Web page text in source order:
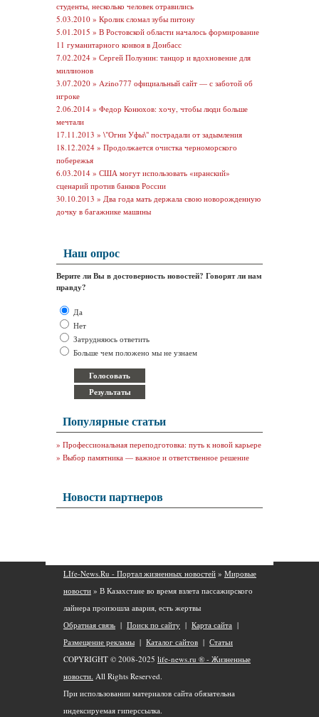
студенты, несколько человек отравились
5.03.2010 » Кролик сломал зубы питону
5.01.2015 » В Ростовской области началось формирование
11 гуманитарного конвоя в Донбасс
7.02.2024 » Сергей Полунин: танцор и вдохновение для
миллионов
3.07.2020 » Azino777 официальный сайт — с заботой об
игроке
2.06.2014 » Федор Конюхов: хочу, чтобы люди больше
мечтали
17.11.2013 » \"Огни Уфы\" пострадали от задымления
18.12.2024 » Продолжается очистка черноморского
побережья
6.03.2014 » США могут использовать «иранский»
сценарий против банков России
30.10.2013 » Два года мать держала свою новорожденную
дочку в багажнике машины
Наш опрос
Верите ли Вы в достоверность новостей? Говорят ли нам
правду?
Да
Нет
Затрудняюсь ответить
Больше чем положено мы не узнаем
Популярные статьи
» Профессиональная переподготовка: путь к новой карьере
» Выбор памятника — важное и ответственное решение
Новости партнеров
LIfe-News.Ru - Портал жизненных новостей » Мировые
новости » В Казахстане во время взлета пассажирского
лайнера произошла авария, есть жертвы
Обратная связь | Поиск по сайту | Карта сайта |
Размещение рекламы | Каталог сайтов | Статьи
COPYRIGHT © 2008-2025 life-news.ru ® - Жизненные
новости. All Rights Reserved.
При использовании материалов сайта обязательна
индексируемая гиперссылка.